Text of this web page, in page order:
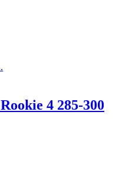
4 285-300